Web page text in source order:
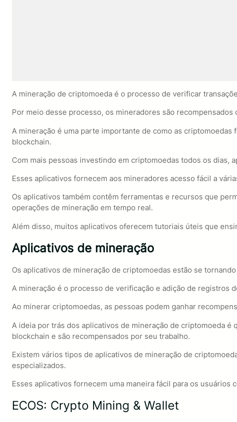
A mineração de criptomoeda é o processo de verificar
Por meio desse processo, os mineradores são
A mineração é uma parte importante de como as
blockchain.
Com mais pessoas investindo em criptomoedas todos os
Esses aplicativos fornecem aos mineradores acesso fácil a
Os aplicativos também contêm ferramentas e recursos que
operações de mineração em tempo real.
Além disso, muitos aplicativos oferecem tutoriais úteis que
Aplicativos de mineração
Os aplicativos de mineração de criptomoedas estão se
A mineração é o processo de verificação e adição de registros
Ao minerar criptomoedas, as pessoas podem ganhar
A ideia por trás dos aplicativos de mineração de criptomoeda
blockchain e são recompensados por seu trabalho.
Existem vários tipos de aplicativos de mineração de
especializados.
Esses aplicativos fornecem uma maneira fácil para os
ECOS: Crypto Mining & Wallet